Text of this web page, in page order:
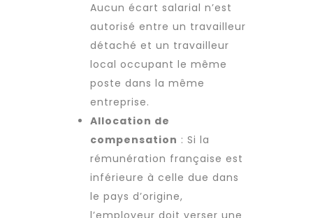
Aucun écart salarial n’est
autorisé entre un travailleur
détaché et un travailleur
local occupant le même
poste dans la même
entreprise.
Allocation de
compensation : Si la
rémunération française est
inférieure à celle due dans
le pays d’origine,
l’employeur doit verser une